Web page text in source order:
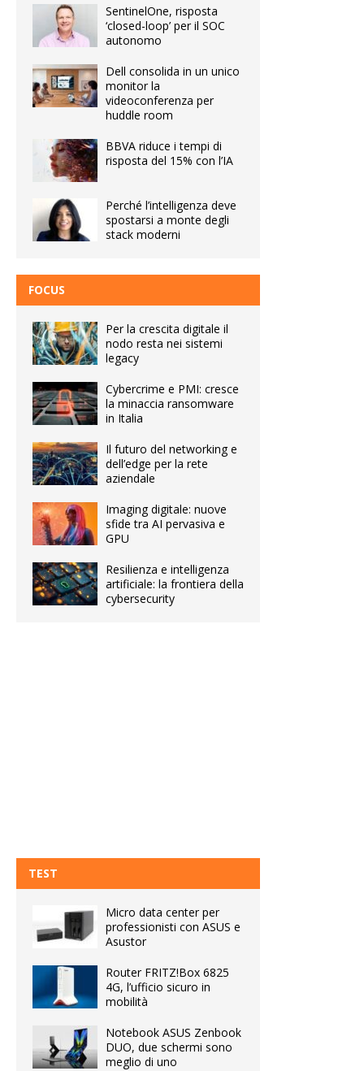
SentinelOne, risposta
‘closed-loop’ per il SOC
autonomo
Dell consolida in un unico
monitor la
videoconferenza per
huddle room
BBVA riduce i tempi di
risposta del 15% con l’IA
Perché l’intelligenza deve
spostarsi a monte degli
stack moderni
FOCUS
Per la crescita digitale il
nodo resta nei sistemi
legacy
Cybercrime e PMI: cresce
la minaccia ransomware
in Italia
Il futuro del networking e
dell’edge per la rete
aziendale
Imaging digitale: nuove
sfide tra AI pervasiva e
GPU
Resilienza e intelligenza
artificiale: la frontiera della
cybersecurity
TEST
Micro data center per
professionisti con ASUS e
Asustor
Router FRITZ!Box 6825
4G, l’ufficio sicuro in
mobilità
Notebook ASUS Zenbook
DUO, due schermi sono
meglio di uno